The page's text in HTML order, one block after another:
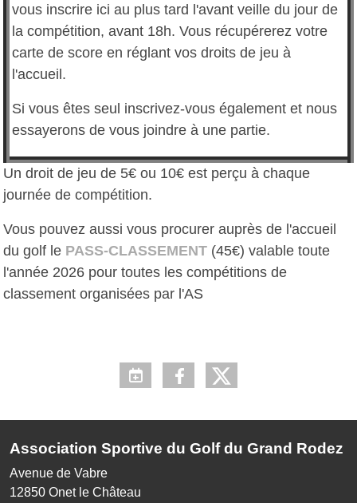
vous inscrire ici au plus tard l'avant veille du jour de
la compétition, avant 18h. Vous récupérerez votre
carte de score en réglant vos droits de jeu à
l'accueil.
Si vous êtes seul inscrivez-vous également et nous
essayerons de vous joindre à une partie.
Un droit de jeu de 5€ ou 10€ est perçu à chaque
journée de compétition.
Vous pouvez aussi vous procurer auprès de l'accueil
du golf le PASS-CLASSEMENT (45€) valable toute
l'année 2026 pour toutes les compétitions de
classement organisées par l'AS
Association Sportive du Golf du Grand Rodez
Avenue de Vabre
12850 Onet le Château